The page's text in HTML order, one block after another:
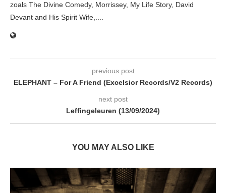
zoals The Divine Comedy, Morrissey, My Life Story, David
Devant and His Spirit Wife,....
previous post
ELEPHANT – For A Friend (Excelsior Records/V2 Records)
next post
Leffingeleuren (13/09/2024)
YOU MAY ALSO LIKE